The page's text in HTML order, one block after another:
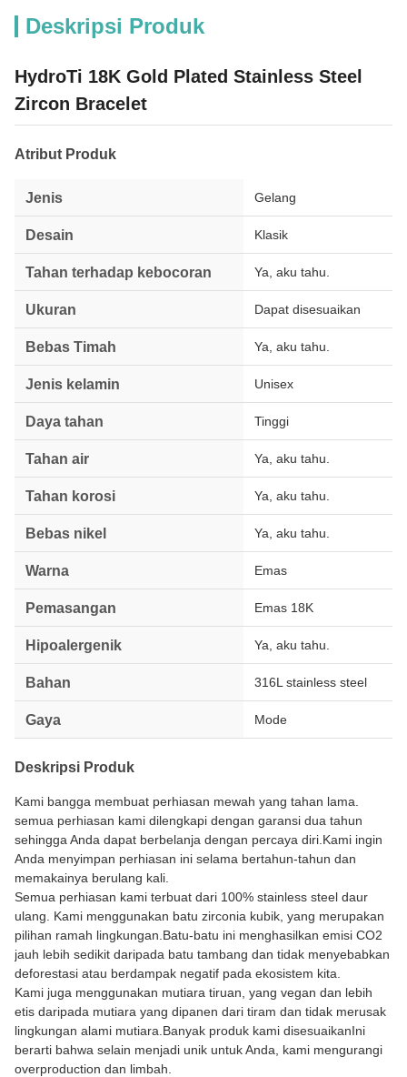
Deskripsi Produk
HydroTi 18K Gold Plated Stainless Steel
Zircon Bracelet
Atribut Produk
Jenis Gelang
Desain Klasik
Tahan terhadap kebocoran Ya, aku tahu.
Ukuran Dapat disesuaikan
Bebas Timah Ya, aku tahu.
Jenis kelamin Unisex
Daya tahan Tinggi
Tahan air Ya, aku tahu.
Tahan korosi Ya, aku tahu.
Bebas nikel Ya, aku tahu.
Warna Emas
Pemasangan Emas 18K
Hipoalergenik Ya, aku tahu.
Bahan 316L stainless steel
Gaya Mode
Deskripsi Produk
Kami bangga membuat perhiasan mewah yang tahan lama.
semua perhiasan kami dilengkapi dengan garansi dua tahun
sehingga Anda dapat berbelanja dengan percaya diri.Kami ingin
Anda menyimpan perhiasan ini selama bertahun-tahun dan
memakainya berulang kali.
Semua perhiasan kami terbuat dari 100% stainless steel daur
ulang. Kami menggunakan batu zirconia kubik, yang merupakan
pilihan ramah lingkungan.Batu-batu ini menghasilkan emisi CO2
jauh lebih sedikit daripada batu tambang dan tidak menyebabkan
deforestasi atau berdampak negatif pada ekosistem kita.
Kami juga menggunakan mutiara tiruan, yang vegan dan lebih
etis daripada mutiara yang dipanen dari tiram dan tidak merusak
lingkungan alami mutiara.Banyak produk kami disesuaikanIni
berarti bahwa selain menjadi unik untuk Anda, kami mengurangi
overproduction dan limbah.